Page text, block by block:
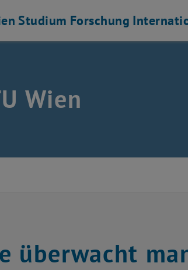
Studium Forschung
Wien
überwacht